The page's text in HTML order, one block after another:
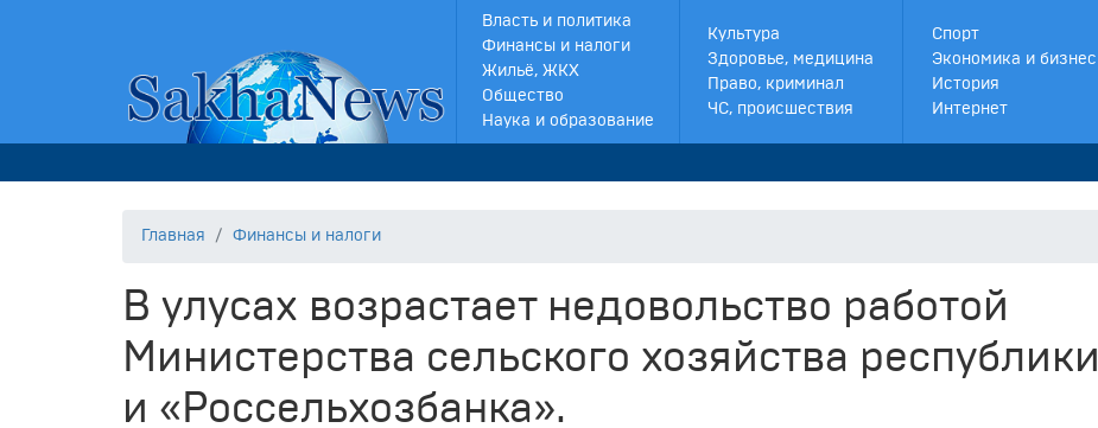
Власть и политика
Финансы и налоги
Жильё, ЖКХ
Общество
Наука и образование
Культура
Здоровье, медицина
Право, криминал
ЧС, происшествия
Спорт
Экономика и бизнес
История
Интернет
Главная Финансы и налоги
В улусах возрастает недовольство работой
Министерства сельского хозяйства республики
и «Россельхозбанка».